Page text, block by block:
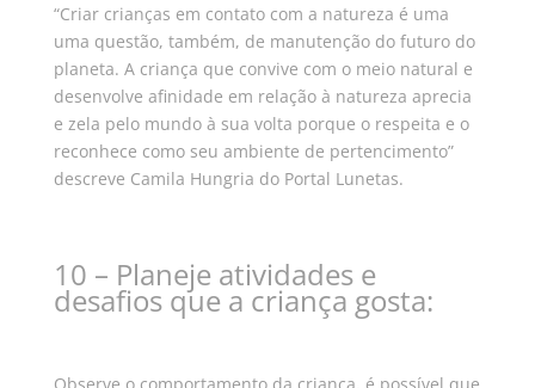
“Criar crianças em contato com a natureza é uma
uma questão, também, de manutenção do futuro do
planeta. A criança que convive com o meio natural e
desenvolve afinidade em relação à natureza aprecia
e zela pelo mundo à sua volta porque o respeita e o
reconhece como seu ambiente de pertencimento”
descreve Camila Hungria do Portal Lunetas.
10 – Planeje atividades e
desafios que a criança gosta: